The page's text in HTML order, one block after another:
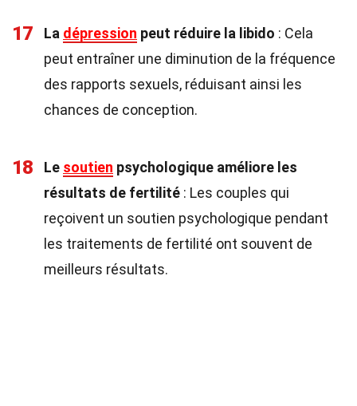
17 La dépression peut réduire la libido : Cela
peut entraîner une diminution de la fréquence
des rapports sexuels, réduisant ainsi les
chances de conception.
18 Le soutien psychologique améliore les
résultats de fertilité : Les couples qui
reçoivent un soutien psychologique pendant
les traitements de fertilité ont souvent de
meilleurs résultats.